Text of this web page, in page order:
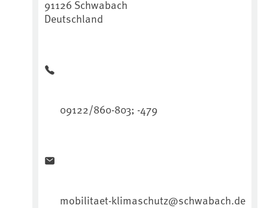
91126 Schwabach
Deutschland
09122/860-803; -479
mobilitaet-klimaschutz@schwabach.de